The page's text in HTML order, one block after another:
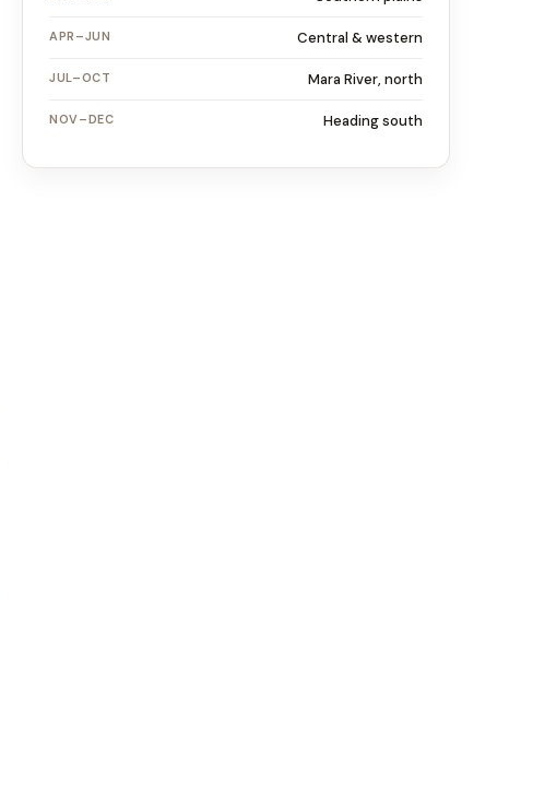
APR–JUN Central & western
JUL–OCT Mara River, north
NOV–DEC Heading south